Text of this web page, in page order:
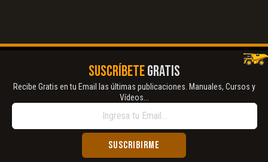
SUSCRÍBETEGRATIS
Recibe Gratis en tu Email las últimas publicaciones. Manuales, Cursos y
Vídeos...